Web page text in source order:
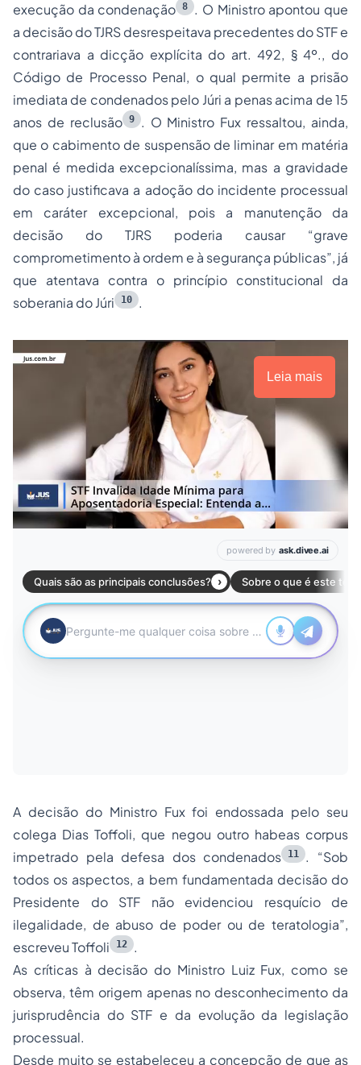
execução da condenação 8
. O Ministro apontou que
a decisão do TJRS desrespeitava precedentes do STF e
contrariava a dicção explícita do art. 492, § 4º., do
Código de Processo Penal, o qual permite a prisão
imediata de condenados pelo Júri a penas acima de 15
anos de reclusão 9 . O Ministro Fux ressaltou, ainda,
que o cabimento de suspensão de liminar em matéria
penal é medida excepcionalíssima, mas a gravidade
do caso justificava a adoção do incidente processual
em caráter excepcional, pois a manutenção da
decisão do TJRS poderia causar “grave
comprometimento à ordem e à segurança públicas”, já
que atentava contra o princípio constitucional da
soberania do Júri
10 .
Leia mais
A decisão do Ministro Fux foi endossada pelo seu
colega Dias Toffoli, que negou outro habeas corpus
impetrado pela defesa dos condenados
11
. “Sob
todos os aspectos, a bem fundamentada decisão do
Presidente do STF não evidenciou resquício de
ilegalidade, de abuso de poder ou de teratologia”,
escreveu Toffoli
12
.
As críticas à decisão do Ministro Luiz Fux, como se
observa, têm origem apenas no desconhecimento da
jurisprudência do STF e da evolução da legislação
processual.
Desde muito se estabeleceu a concepção de que as